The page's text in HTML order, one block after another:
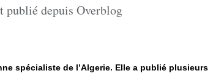
publié depuis Overblog
spécialiste de l’Algerie. Elle a publié plusieurs